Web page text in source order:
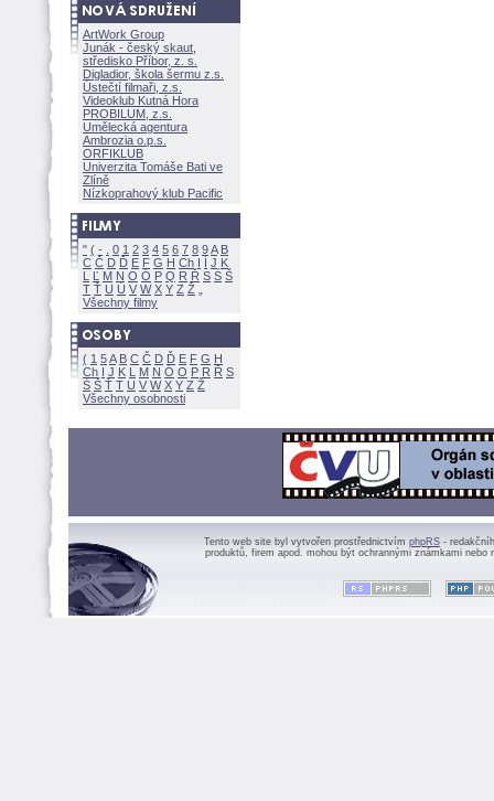
ArtWork Group
Junák - český skaut,
středisko Příbor, z. s.
Digladior, škola šermu z.s.
Ústečtí filmaři, z.s.
Videoklub Kutná Hora
PROBILUM, z.s.
Umělecká agentura
Ambrozia o.p.s.
ORFIKLUB
Univerzita Tomáše Bati ve
Zlíně
Nízkoprahový klub Pacific
" ( - 0 1 2 3 4 5 6 7 8 9A B
C Č D Ď E F G H Ch I Í J K
L
Ľ M N O Ó P Q R Ř S Ś
T Ť U Ú V W X Y Z
Všechny filmy
( 1 5A B C Č D Ď E F G H
Ch I J K L M N Ó O P R Ř S
Ś
Ť T U V W X Y Z
Všechny osobnosti
Tento web site byl vytvořen prostřednictvím phpRS -
produktů, firem apod. mohou být ochrannými známkami